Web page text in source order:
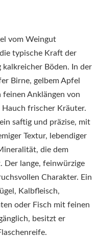
vom Weingut
typische Kraft der
kalkreicher Böden. In der
Birne, gelbem Apfel
Anklängen von
frischer Kräuter.
saftig und präzise, mit
Textur, lebendiger
die dem
Der lange, feinwürzige
Charakter. Ein
Kalbfleisch,
oder Fisch mit feinen
besitzt er